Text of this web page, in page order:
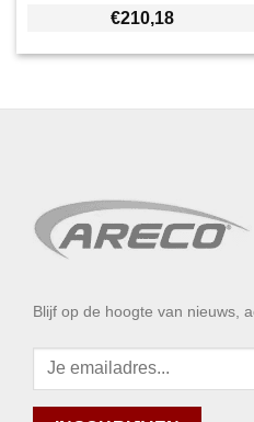
€210,18
Blijf op de hoogte van nieuws,